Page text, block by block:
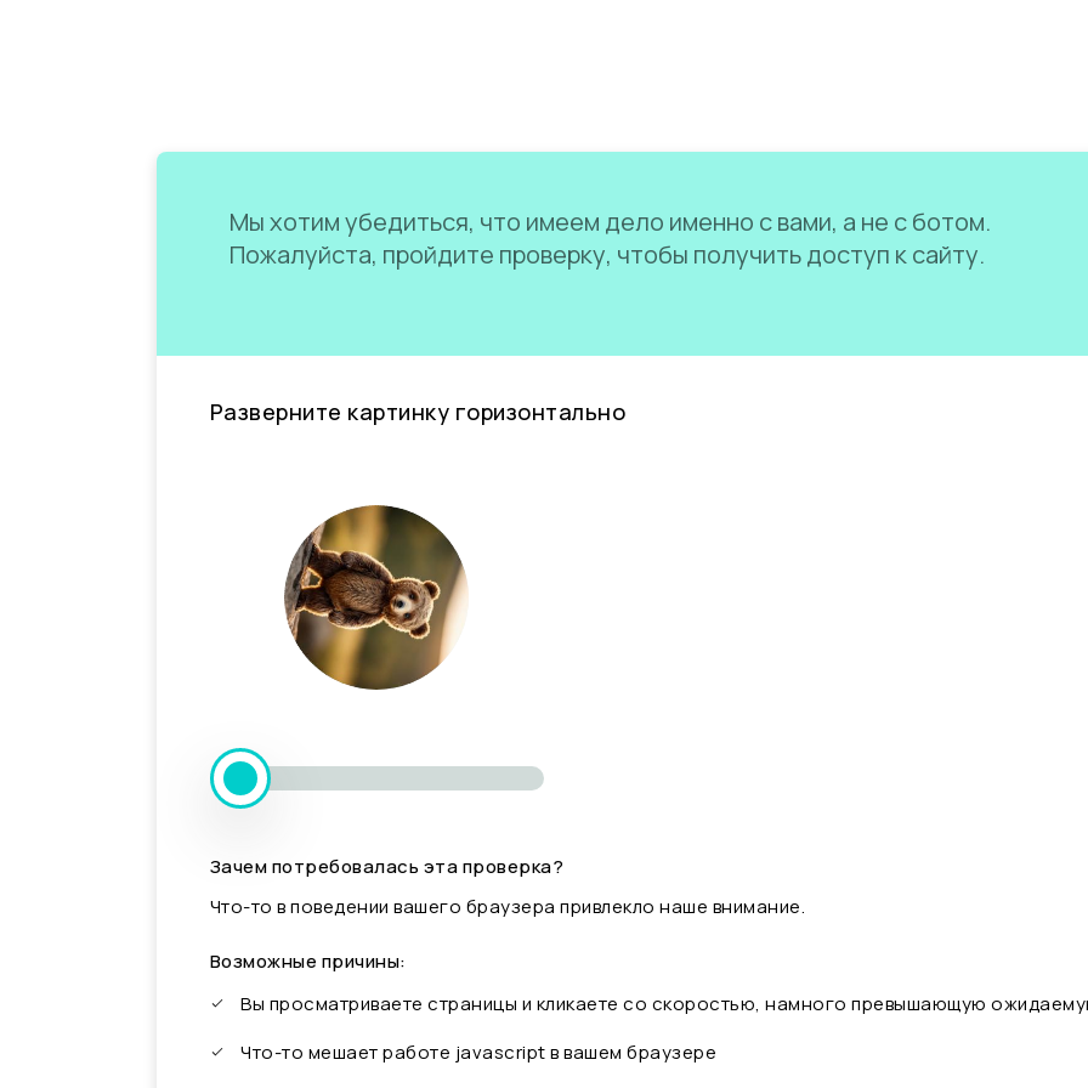
Мы хотим убедиться, что имеем дело именно с вами, а не с ботом.
Пожалуйста, пройдите проверку, чтобы получить доступ к сайту.
Разверните картинку горизонтально
Зачем потребовалась эта проверка?
Что-то в поведении вашего браузера привлекло наше внимание.
Возможные причины:
Вы просматриваете страницы и кликаете со скоростью, намного превышающую
Что-то мешает работе javascript в вашем браузере